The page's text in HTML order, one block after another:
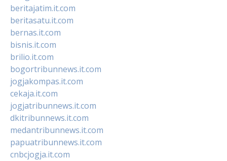
beritajatim.it.com
beritasatu.it.com
bernas.it.com
bisnis.it.com
brilio.it.com
bogortribunnews.it.com
jogjakompas.it.com
cekaja.it.com
jogjatribunnews.it.com
dkitribunnews.it.com
medantribunnews.it.com
papuatribunnews.it.com
cnbcjogja.it.com